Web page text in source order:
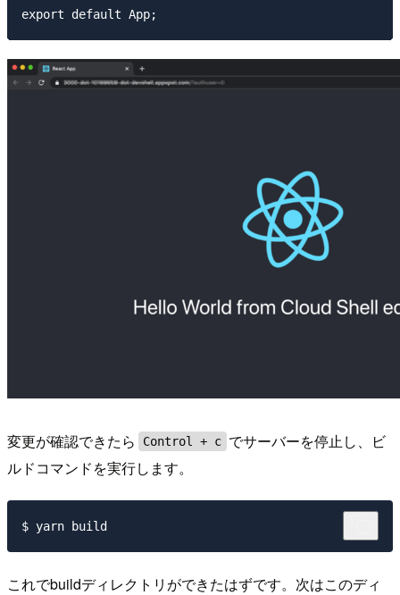
変更が確認できたら Control + c でサーバーを停止し、ビ
ルドコマンドを実行します。
これでbuildディレクトリができたはずです。次はこのディ